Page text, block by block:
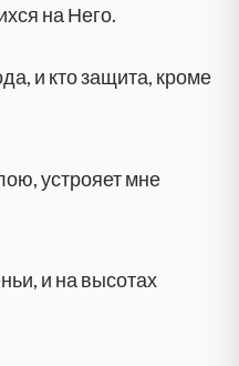
на Него.
и кто защита, кроме
устрояет мне
и на высотах